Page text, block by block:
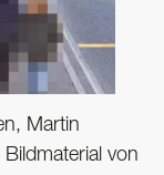
Martin
von